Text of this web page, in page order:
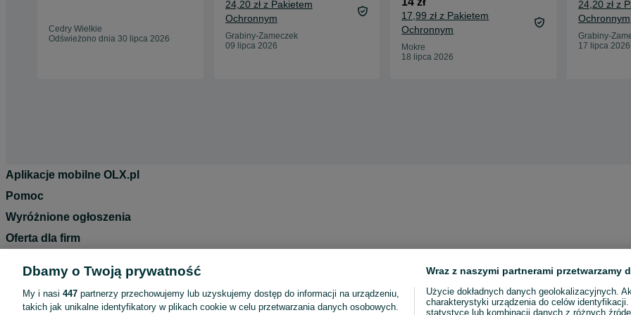
Cedry Wielkie
Odświeżono dnia 30 lipca 2026
24,20 zł z Pakietem
Ochronnym
Grabiny-Zameczek
09 lipca 2026
17,99 zł z Pakietem
Ochronnym
Mokre
18 lipca 2026
24,20 zł z
Ochronnym
Grabiny-
17 lipca 2026
Aplikacje mobilne OLX.pl
Pomoc
Wyróżnione ogłoszenia
Oferta dla firm
Regulamin
Polityka prywatności
Dbamy o Twoją prywatność
My i nasi 447 partnerzy przechowujemy lub uzyskujemy dostęp do informacji na urządzeniu,
takich jak unikalne identyfikatory w plikach cookie w celu przetwarzania danych osobowych.
Wraz z naszymi partnerami przetwarzamy
Użycie dokładnych danych geolokalizacyjnych.
charakterystyki urządzenia do celów
statystyce lub kombinacji danych z różnych